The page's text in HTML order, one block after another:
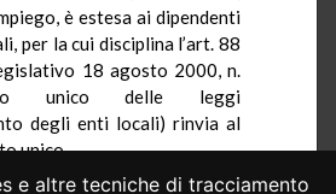
e altre tecniche di tracciamento
è estesa ai dipendenti
per la cui disciplina l’art. 88
18 agosto 2000, n.
unico delle leggi
degli enti locali) rinvia al
unico.
giurisprudenza di questa